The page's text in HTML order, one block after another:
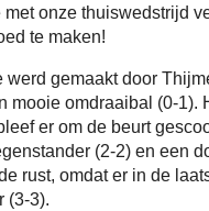
onze thuiswedstrijd
te maken!
gemaakt door
mooie omdraaibal (0-1).
er om de beurt
(2-2) en een
rust, omdat er in de
(3-3).